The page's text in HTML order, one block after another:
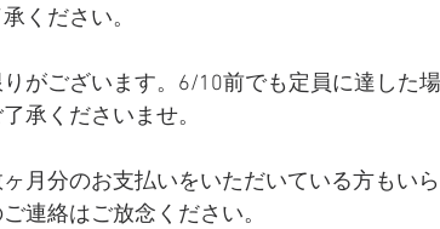
ください。
がございます。6/10前でも定員に達した
承くださいませ。
月分のお支払いをいただいている方もい
連絡はご放念ください。